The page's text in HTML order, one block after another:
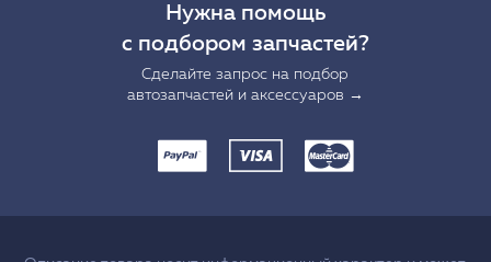
Нужна помощь
с подбором запчастей?
Сделайте запрос на подбор
автозапчастей и аксессуаров →